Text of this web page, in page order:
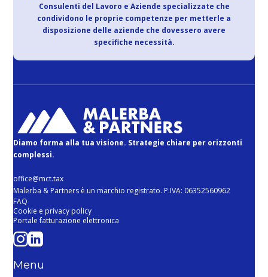
Consulenti del Lavoro e Aziende specializzate che
condividono le proprie competenze per metterle a
disposizione delle aziende che dovessero avere
specifiche necessità.
Diamo forma alla tua visione. Strategie chiare per orizzonti
complessi.
office@mct.tax
Malerba & Partners è un marchio registrato. P.IVA: 06352560962
FAQ
Cookie e privacy policy
Portale fatturazione elettronica
Menu